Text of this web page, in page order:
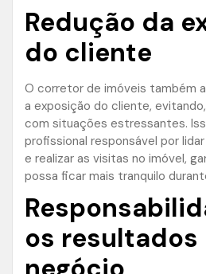
Redução da
do cliente
O corretor de imóveis também
a exposição do cliente,
com situações estressantes.
profissional responsável por
e realizar as visitas no imóvel,
possa ficar mais tranquilo
os resultados